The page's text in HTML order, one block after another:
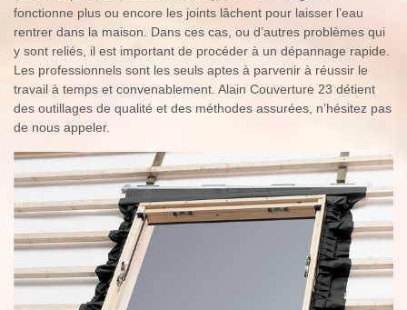
fonctionne plus ou encore les joints lâchent pour laisser l’eau
rentrer dans la maison. Dans ces cas, ou d’autres problèmes qui
y sont reliés, il est important de procéder à un dépannage rapide.
Les professionnels sont les seuls aptes à parvenir à réussir le
travail à temps et convenablement. Alain Couverture 23 détient
des outillages de qualité et des méthodes assurées, n’hésitez pas
de nous appeler.